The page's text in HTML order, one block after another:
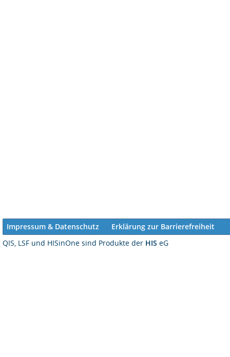
Impressum & Datenschutz
Erklärung zur Barrierefreiheit
QIS, LSF und HISinOne sind Produkte der HIS eG